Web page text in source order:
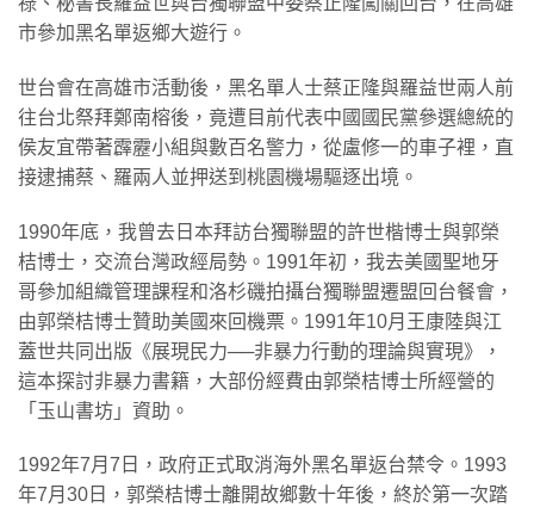
市參加黑名單返鄉大遊行。
世台會在高雄市活動後，黑名單人士蔡正隆與羅益世兩人前
往台北祭拜鄭南榕後，竟遭目前代表中國國民黨參選總統的
侯友宜帶著霹靂小組與數百名警力，從盧修一的車子裡，直
接逮捕蔡、羅兩人並押送到桃園機場驅逐出境。
1990年底，我曾去日本拜訪台獨聯盟的許世楷博士與郭榮
桔博士，交流台灣政經局勢。1991年初，我去美國聖地牙
哥參加組織管理課程和洛杉磯拍攝台獨聯盟遷盟回台餐會，
由郭榮桔博士贊助美國來回機票。1991年10月王康陸與江
蓋世共同出版《展現民力──非暴力行動的理論與實現》，
這本探討非暴力書籍，大部份經費由郭榮桔博士所經營的
「玉山書坊」資助。
1992年7月7日，政府正式取消海外黑名單返台禁令。1993
年7月30日，郭榮桔博士離開故鄉數十年後，終於第一次踏